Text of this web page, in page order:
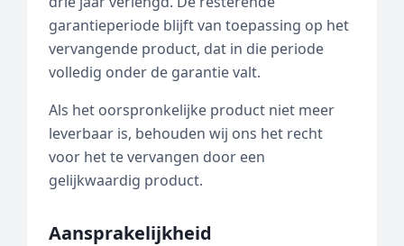
garantieperiode blijft van toepassing op het
vervangende product, dat in die periode
volledig onder de garantie valt.
Als het oorspronkelijke product niet meer
leverbaar is, behouden wij ons het recht
voor het te vervangen door een
gelijkwaardig product.
Aansprakelijkheid